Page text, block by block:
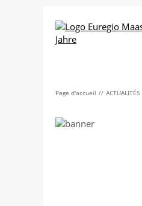
Page d'accueil ACTUALITÉS